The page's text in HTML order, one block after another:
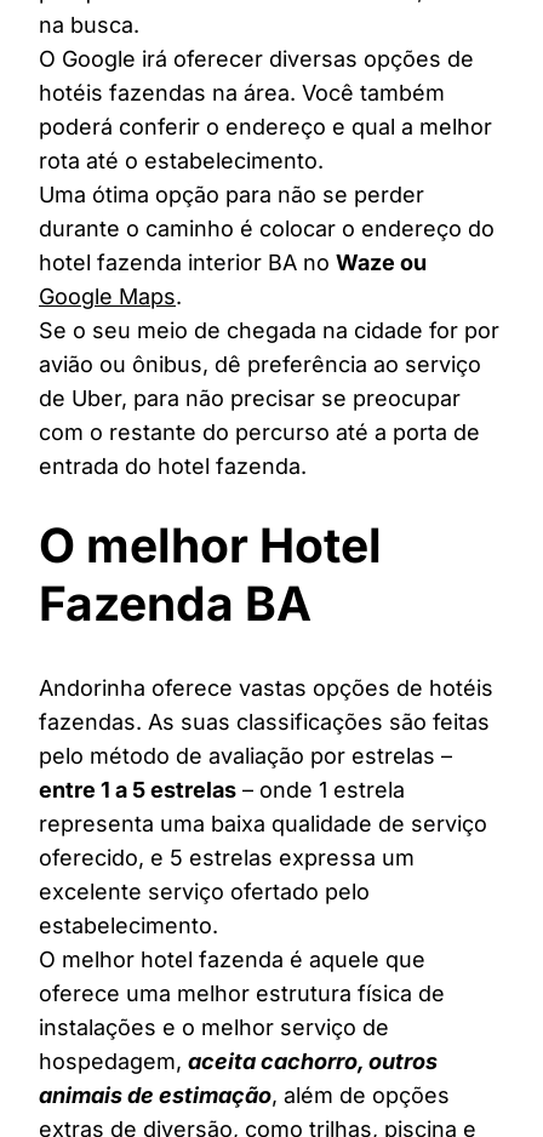
na busca.
O Google irá oferecer diversas opções de
hotéis fazendas na área. Você também
poderá conferir o endereço e qual a melhor
rota até o estabelecimento.
Uma ótima opção para não se perder
durante o caminho é colocar o endereço do
hotel fazenda interior BA no Waze ou
Google Maps.
Se o seu meio de chegada na cidade for por
avião ou ônibus, dê preferência ao serviço
de Uber, para não precisar se preocupar
com o restante do percurso até a porta de
entrada do hotel fazenda.
O melhor Hotel
Fazenda BA
Andorinha oferece vastas opções de hotéis
fazendas. As suas classificações são feitas
pelo método de avaliação por estrelas –
entre 1 a 5 estrelas – onde 1 estrela
representa uma baixa qualidade de serviço
oferecido, e 5 estrelas expressa um
excelente serviço ofertado pelo
estabelecimento.
O melhor hotel fazenda é aquele que
oferece uma melhor estrutura física de
instalações e o melhor serviço de
hospedagem, aceita cachorro, outros
animais de estimação, além de opções
extras de diversão, como trilhas, piscina e